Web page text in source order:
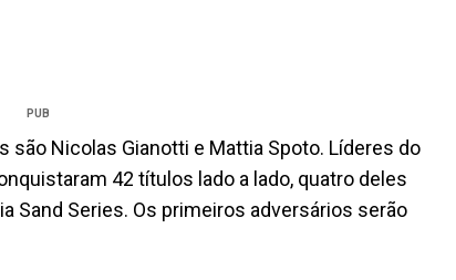
PUB
Nicolas Gianotti e Mattia Spoto. Líderes do
42 títulos lado a lado, quatro deles
Sand Series. Os primeiros adversários serão